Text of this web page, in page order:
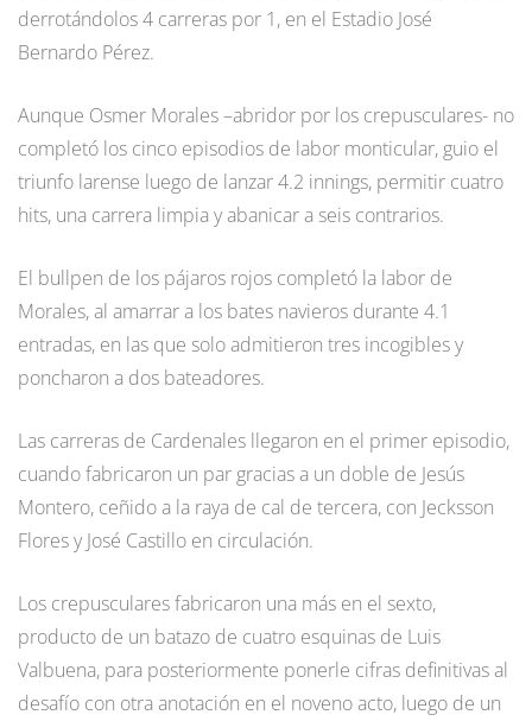
derrotándolos 4 carreras por 1, en el Estadio José
Bernardo Pérez.
Aunque Osmer Morales –abridor por los crepusculares- no
completó los cinco episodios de labor monticular, guio el
triunfo larense luego de lanzar 4.2 innings, permitir cuatro
hits, una carrera limpia y abanicar a seis contrarios.
El bullpen de los pájaros rojos completó la labor de
Morales, al amarrar a los bates navieros durante 4.1
entradas, en las que solo admitieron tres incogibles y
poncharon a dos bateadores.
Las carreras de Cardenales llegaron en el primer episodio,
cuando fabricaron un par gracias a un doble de Jesús
Montero, ceñido a la raya de cal de tercera, con Jecksson
Flores y José Castillo en circulación.
Los crepusculares fabricaron una más en el sexto,
producto de un batazo de cuatro esquinas de Luis
Valbuena, para posteriormente ponerle cifras definitivas al
desafío con otra anotación en el noveno acto, luego de un